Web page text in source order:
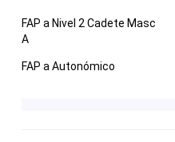
FAP a Nivel 2 Cadete Masc
A
FAP a Autonómico